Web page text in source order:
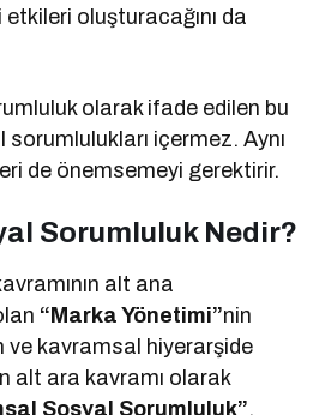
oluşturacağını da
olarak ifade edilen bu
içermez. Aynı
de önemsemeyi gerektirir.
Sorumluluk Nedir?
alt ana
“Marka Yönetimi”nin
ve kavramsal hiyerarşide
alt ara kavramı olarak
Sosyal Sorumluluk”,